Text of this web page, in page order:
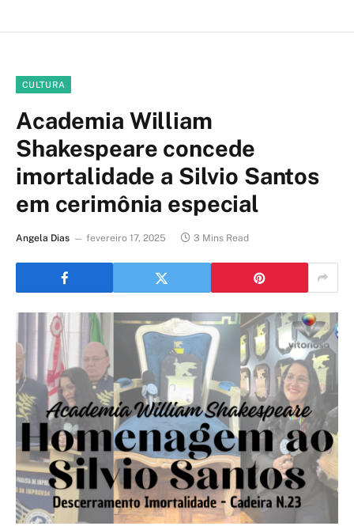
CULTURA
Academia William
Shakespeare concede
imortalidade a Silvio Santos
em cerimônia especial
Angela Dias fevereiro 17, 2025 3 Mins Read